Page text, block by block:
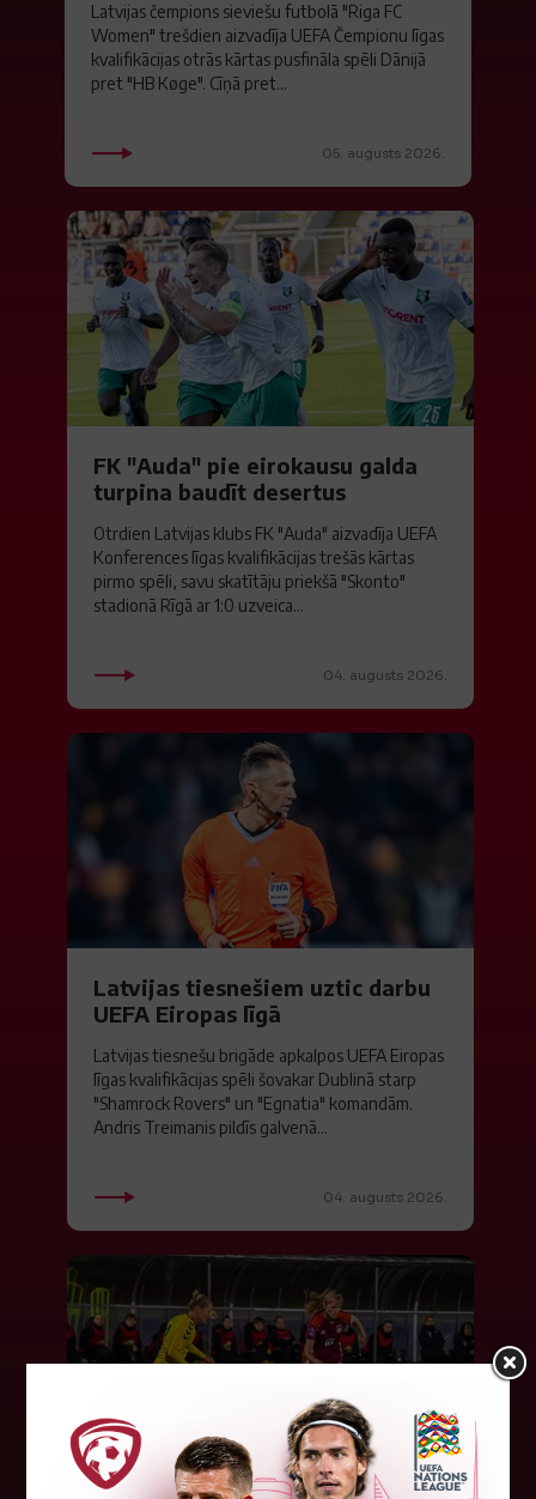
Latvijas čempions sieviešu futbolā "Riga FC
Women" trešdien aizvadīja UEFA Čempionu līgas
kvalifikācijas otrās kārtas pusfināla spēli Dānijā
pret "HB Køge". Cīņā pret...
05. augusts 2026.
FK "Auda" pie eirokausu galda
turpina baudīt desertus
Otrdien Latvijas klubs FK "Auda" aizvadīja UEFA
Konferences līgas kvalifikācijas trešās kārtas
pirmo spēli, savu skatītāju priekšā "Skonto"
stadionā Rīgā ar 1:0 uzveica...
04. augusts 2026.
Latvijas tiesnešiem uztic darbu
UEFA Eiropas līgā
Latvijas tiesnešu brigāde apkalpos UEFA Eiropas
līgas kvalifikācijas spēli šovakar Dublinā starp
"Shamrock Rovers" un "Egnatia" komandām.
Andris Treimanis pildīs galvenā...
04. augusts 2026.